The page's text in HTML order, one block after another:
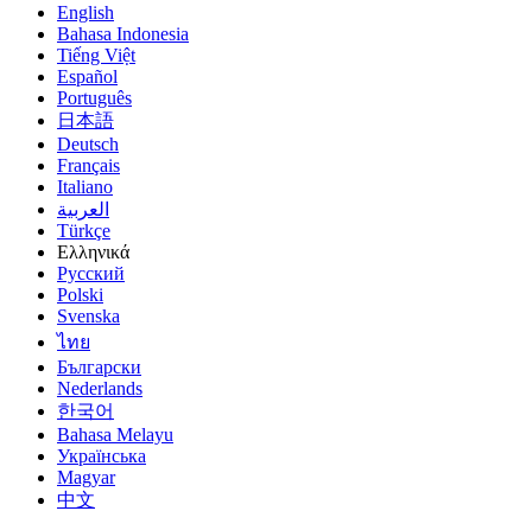
English
Bahasa Indonesia
Tiếng Việt
Español
Português
日本語
Deutsch
Français
Italiano
العربية
Türkçe
Ελληνικά
Русский
Polski
Svenska
ไทย
Български
Nederlands
한국어
Bahasa Melayu
Українська
Magyar
中文